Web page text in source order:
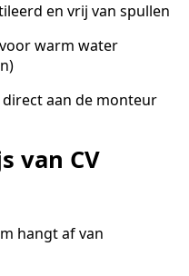
en vrij van spullen
warm water
aan de monteur
van CV
hangt af van